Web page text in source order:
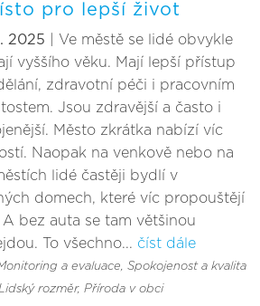
pro lepší život
2025 | Ve městě se lidé obvykle
vyššího věku. Mají lepší přístup
zdravotní péči i pracovním
Jsou zdravější a často i
Město zkrátka nabízí víc
Naopak na venkově nebo na
lidé častěji bydlí v
domech, které víc propouštějí
bez auta se tam většinou
To všechno... číst dále
a evaluace, Spokojenost a kvalita
rozměr, Příroda v obci